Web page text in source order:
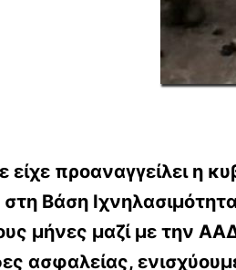
προαναγγείλει η
Βάση
μήνες μαζί με την
ασφαλείας,